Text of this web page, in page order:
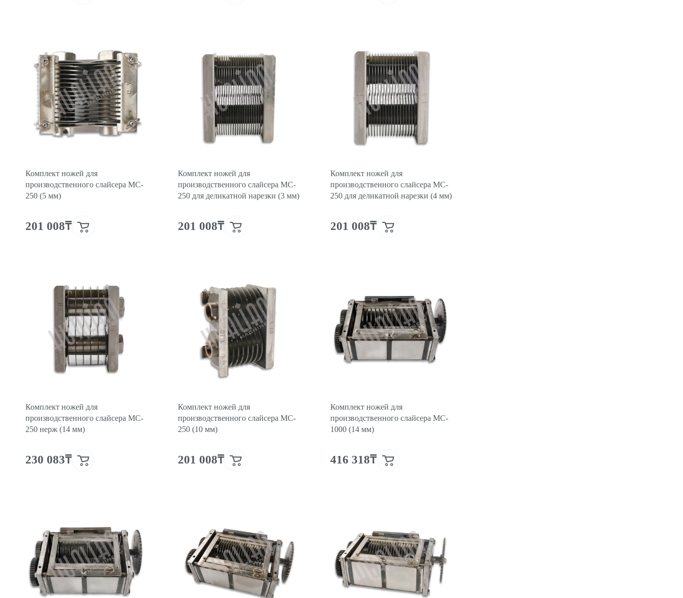
Комплект ножей для
производственного слайсера MC-
250 (5 мм)
201 008₸
Комплект ножей для
производственного слайсера MC-
250 для деликатной нарезки (3 мм)
201 008₸
Комплект ножей для
производственного слайсера MC-
250 для деликатной нарезки (4 мм)
201 008₸
Комплект ножей для
производственного слайсера MC-
250 нерж (14 мм)
230 083₸
Комплект ножей для
производственного слайсера MC-
250 (10 мм)
201 008₸
Комплект ножей для
производственного слайсера MC-
1000 (14 мм)
416 318₸